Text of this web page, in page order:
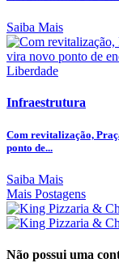
Saiba Mais
Infraestrutura
Com revitalização,
ponto de...
Saiba Mais
Mais Postagens
Não possui uma